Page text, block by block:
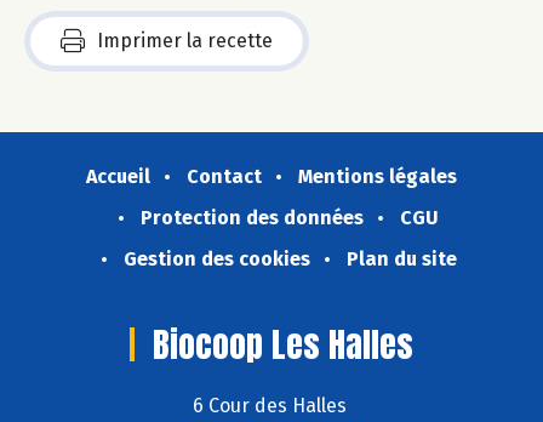
Imprimer la recette
Accueil Contact
Mentions légales
Protection des données
CGU
Gestion des cookies
Plan du site
Biocoop Les Halles
6 Cour des Halles